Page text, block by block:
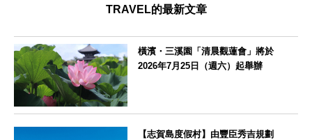
TRAVEL的最新文章
橫濱・三溪園「清晨觀蓮會」將於
2026年7月25日（週六）起舉辦
【志賀島度假村】由豐臣秀吉規劃